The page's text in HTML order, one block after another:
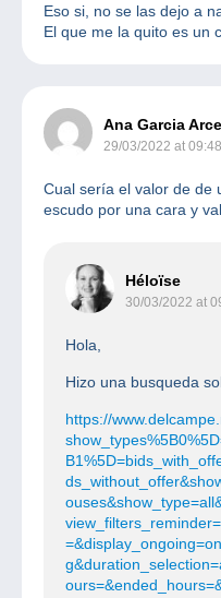
Eso si, no se las dejo a
El que me la quito es un
Ana Garcia Arce
29/03/2022 at 09:48
Cual sería el valor de de
escudo por una cara y
Héloïse
30/03/2022 at
Hola,
Hizo una busqueda
https://